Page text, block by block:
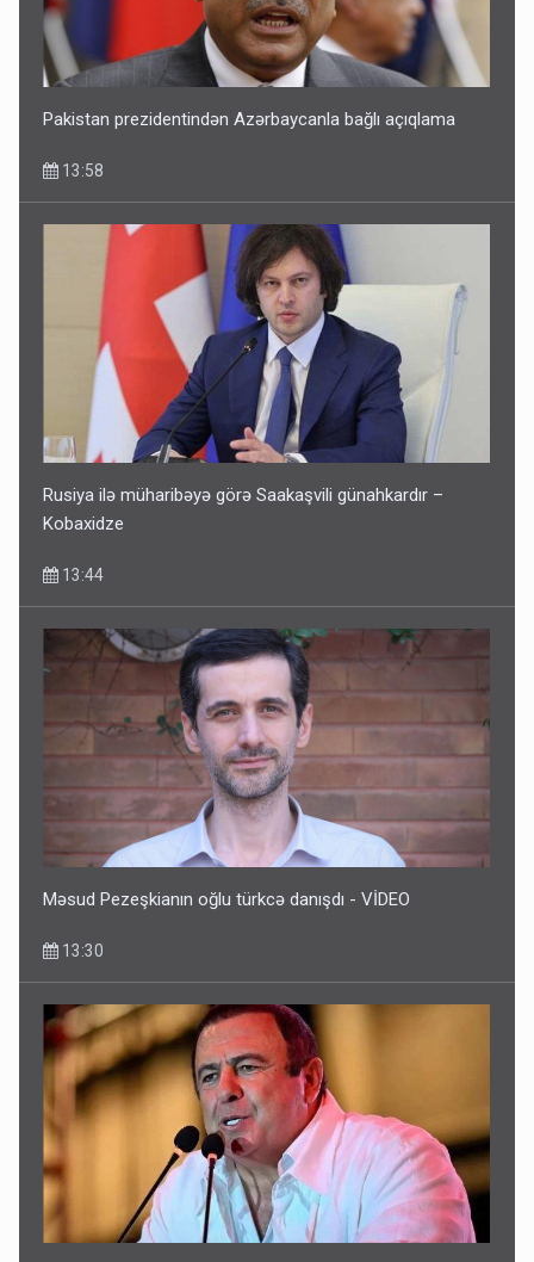
Pakistan prezidentindən Azərbaycanla bağlı açıqlama
13:58
Rusiya ilə müharibəyə görə Saakaşvili günahkardır –
Kobaxidze
13:44
Məsud Pezeşkianın oğlu türkcə danışdı - VİDEO
13:30